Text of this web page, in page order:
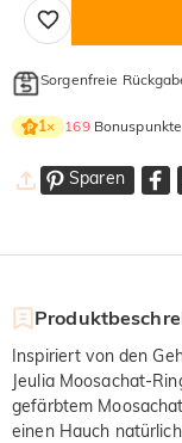
Sorgenfreie
1× 169
Sparen
Inspiriert von den
Jeulia Moosachat-
gefärbtem
einen Hauch